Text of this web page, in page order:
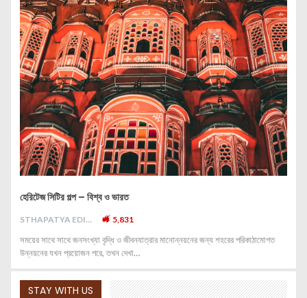
হেরিটেজ সিটির গল্প – বিশ্ব ও ভারত
STHAPATYA EDITORIAL 5,831
সময়ের সাথে সাথে জনসংখ্যা বৃদ্ধি ও জীবনযাত্রার মানোন্নয়নের জন্য শহরের পরিকাঠামোগত
উন্নয়নের যখন প্রয়োজন পরে, তখন দেখা…
STAY WITH US